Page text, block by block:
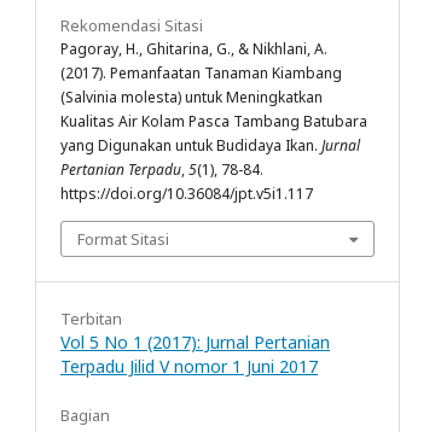
Rekomendasi Sitasi
Pagoray, H., Ghitarina, G., & Nikhlani, A.
(2017). Pemanfaatan Tanaman Kiambang
(Salvinia molesta) untuk Meningkatkan
Kualitas Air Kolam Pasca Tambang Batubara
yang Digunakan untuk Budidaya Ikan. Jurnal
Pertanian Terpadu,5(1), 78-84.
https://doi.org/10.36084/jpt.v5i1.117
Format Sitasi
Terbitan
Vol 5 No 1 (2017): Jurnal Pertanian
Terpadu Jilid V nomor 1 Juni 2017
Bagian